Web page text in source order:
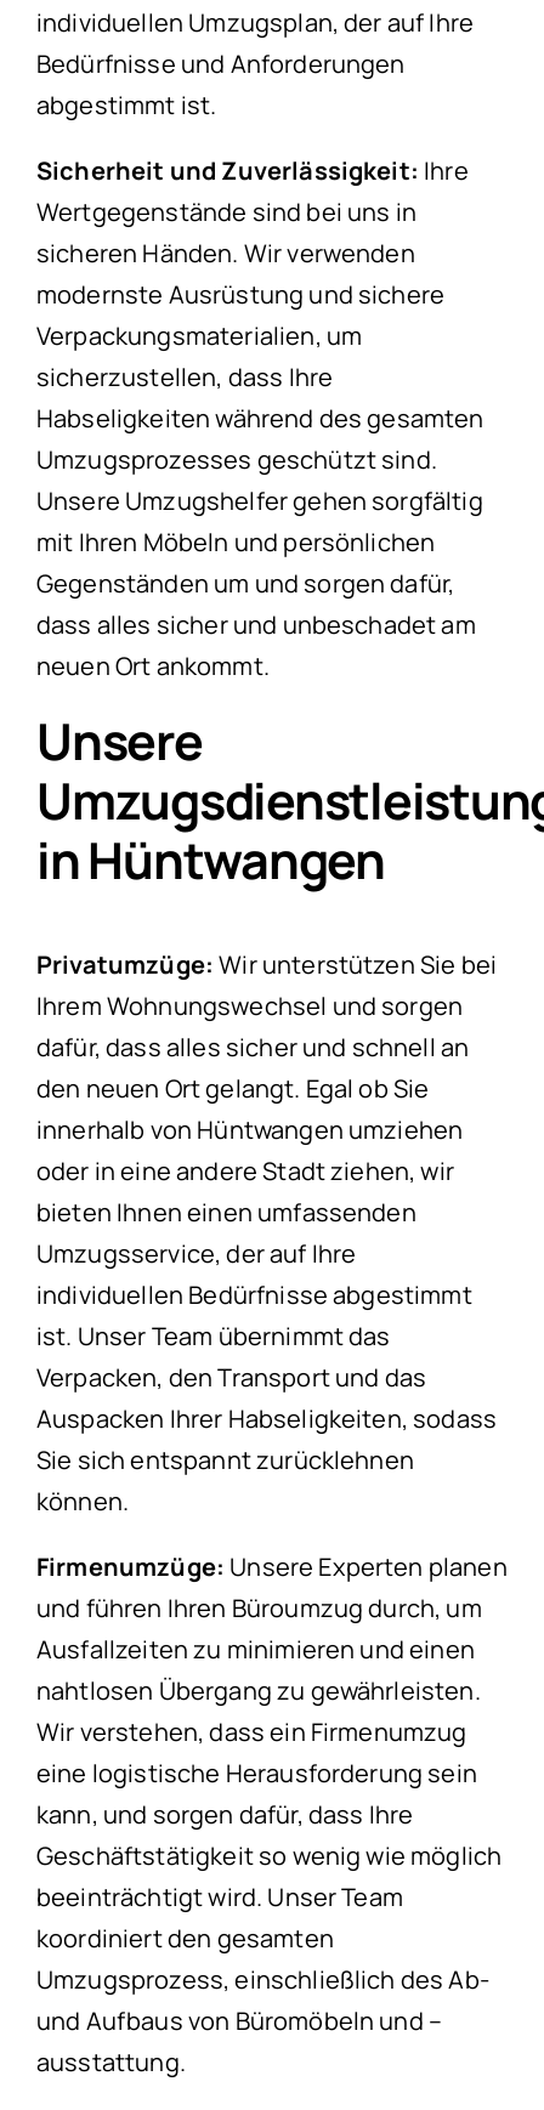
individuellen Umzugsplan, der auf Ihre
Bedürfnisse und Anforderungen
abgestimmt ist.
Sicherheit und Zuverlässigkeit: Ihre
Wertgegenstände sind bei uns in
sicheren Händen. Wir verwenden
modernste Ausrüstung und sichere
Verpackungsmaterialien, um
sicherzustellen, dass Ihre
Habseligkeiten während des gesamten
Umzugsprozesses geschützt sind.
Unsere Umzugshelfer gehen sorgfältig
mit Ihren Möbeln und persönlichen
Gegenständen um und sorgen dafür,
dass alles sicher und unbeschadet am
neuen Ort ankommt.
Unsere
in Hüntwangen
Privatumzüge: Wir unterstützen Sie bei
Ihrem Wohnungswechsel und sorgen
dafür, dass alles sicher und schnell an
den neuen Ort gelangt. Egal ob Sie
innerhalb von Hüntwangen umziehen
oder in eine andere Stadt ziehen, wir
bieten Ihnen einen umfassenden
Umzugsservice, der auf Ihre
individuellen Bedürfnisse abgestimmt
ist. Unser Team übernimmt das
Verpacken, den Transport und das
Auspacken Ihrer Habseligkeiten, sodass
Sie sich entspannt zurücklehnen
können.
Firmenumzüge: Unsere Experten planen
und führen Ihren Büroumzug durch, um
Ausfallzeiten zu minimieren und einen
nahtlosen Übergang zu gewährleisten.
Wir verstehen, dass ein Firmenumzug
eine logistische Herausforderung sein
kann, und sorgen dafür, dass Ihre
Geschäftstätigkeit so wenig wie möglich
beeinträchtigt wird. Unser Team
koordiniert den gesamten
Umzugsprozess, einschließlich des Ab-
und Aufbaus von Büromöbeln und –
ausstattung.